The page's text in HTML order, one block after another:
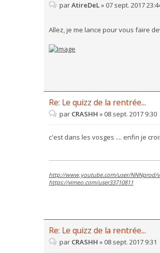
parAtireDeL» 07 sept. 2017
Allez, je me lance pour vous faire
Re: Le quizz de la rentrée...
par CRASHH »08 sept. 2017 9:30
c'est dans les vosges .... enfin je
http://www.youtube.com/user/NNNprod/
https://vimeo.com/user33710811
Re: Le quizz de la rentrée...
par CRASHH » 08 sept. 2017 9:31